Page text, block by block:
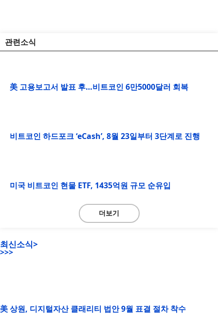
관련소식
美 고용보고서 발표 후…비트코인 6만5000달러 회복
비트코인 하드포크 ‘eCash’, 8월 23일부터 3단계로 진행
미국 비트코인 현물 ETF, 1435억원 규모 순유입
더보기
최신소식>
>>>
美 상원, 디지털자산 클래리티 법안 9월 표결 절차 착수